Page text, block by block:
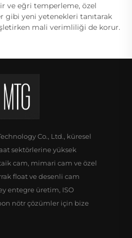
ve eğri temperleme, özel
gibi yeni yetenekleri tanıtarak
mali verimliliği de korur.
Co., Ltd., küresel
sektörlerine yüksek
cam, mimari cam ve özel
float ve desenli cam
entegre üretim, ISO
nötr çözümler için bize